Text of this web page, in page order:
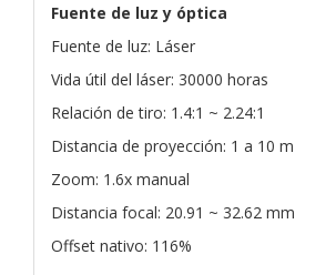
Fuente de luz y óptica
Fuente de luz: Láser
Vida útil del láser: 30000 horas
Relación de tiro: 1.4:1 ~ 2.24:1
Distancia de proyección: 1 a 10 m
Zoom: 1.6x manual
Distancia focal: 20.91 ~ 32.62 mm
Offset nativo: 116%